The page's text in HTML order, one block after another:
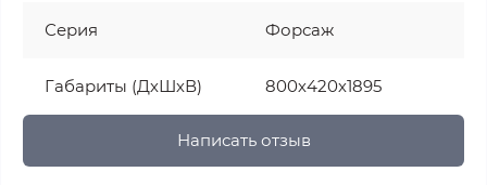
Серия Форсаж
Габариты (ДхШхВ) 800х420х1895
Написать отзыв